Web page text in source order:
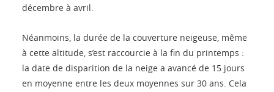
décembre à avril.
Néanmoins, la durée de la couverture neigeuse, même
à cette altitude, s’est raccourcie à la fin du printemps :
la date de disparition de la neige a avancé de 15 jours
en moyenne entre les deux moyennes sur 30 ans. Cela